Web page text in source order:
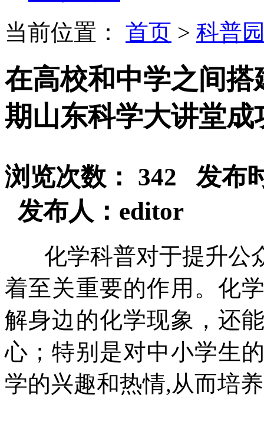
当前位置：
首页 > 科普
在高校和中学之间搭
期山东科学大讲堂成
浏览次数： 342 发布
发布人：editor
化学科普对于提升公
着至关重要的作用。化
解身边的化学现象，还
心；特别是对中小学生
学的兴趣和热情,从而培